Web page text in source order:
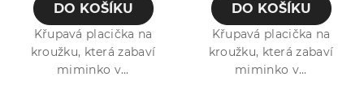
DO KOŠÍKU
Křupavá placička na
kroužku, která zabaví
miminko v...
DO KOŠÍKU
Křupavá placička na
kroužku, která zabaví
miminko v...